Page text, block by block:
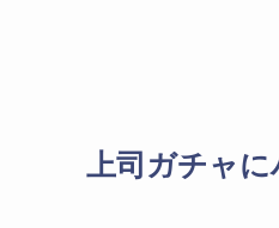
上司ガチャ